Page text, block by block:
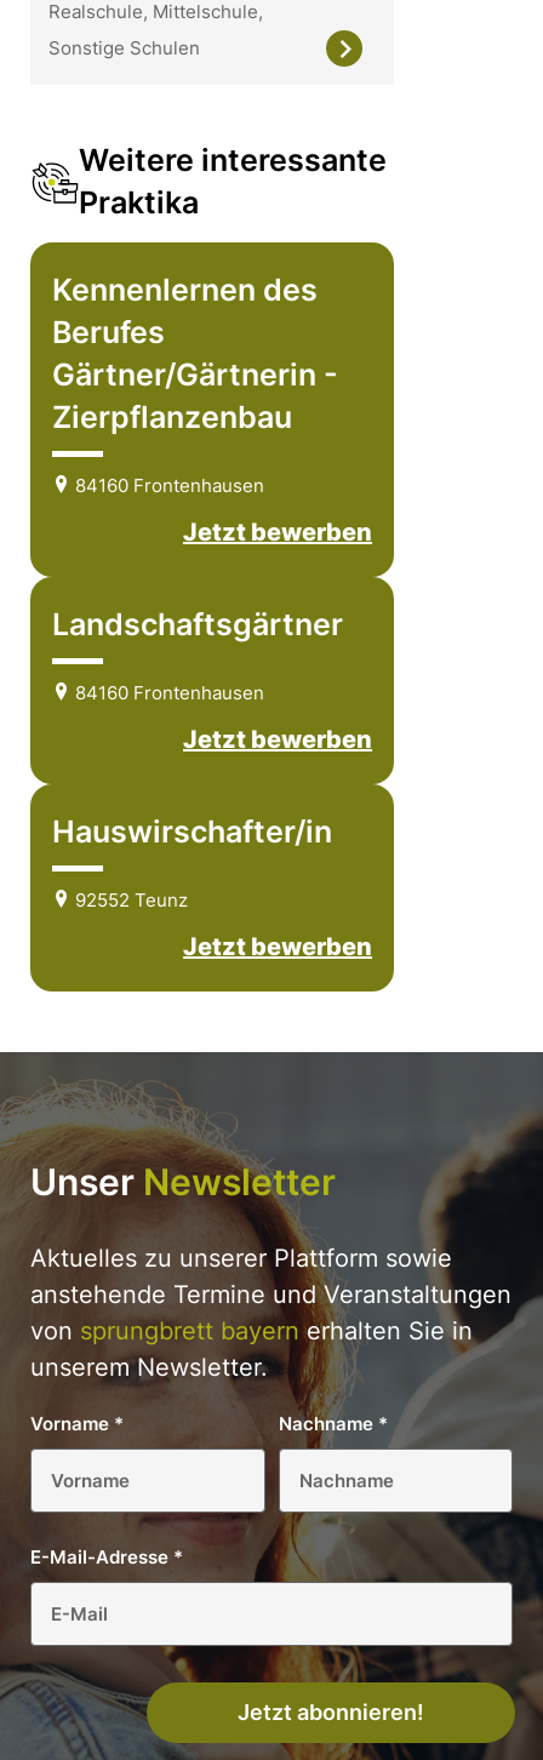
Realschule, Mittelschule,
Sonstige Schulen
Weitere interessante
Praktika
Kennenlernen des
Berufes
Gärtner/Gärtnerin -
Zierpflanzenbau
84160 Frontenhausen
Jetzt bewerben
Landschaftsgärtner
84160 Frontenhausen
Jetzt bewerben
Hauswirschafter/in
92552 Teunz
Jetzt bewerben
Unser Newsletter
Aktuelles zu unserer Plattform sowie
anstehende Termine und Veranstaltungen
von sprungbrett bayernerhalten Sie in
unserem Newsletter.
Vorname * Nachname *
E-Mail-Adresse *
Jetzt abonnieren!